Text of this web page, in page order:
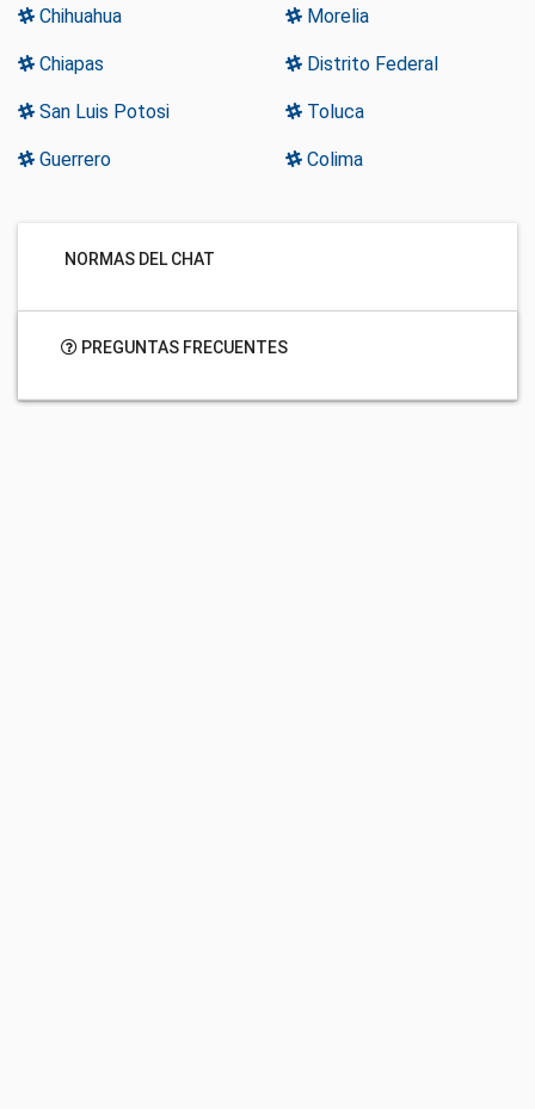
Chihuahua Morelia
Chiapas Distrito Federal
San Luis Potosi Toluca
Guerrero Colima
NORMAS DEL CHAT
PREGUNTAS FRECUENTES